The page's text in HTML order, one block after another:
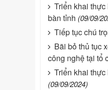
Triển khai
bàn tỉnh (09/09/
Tiếp tục chú
Bãi bỏ thủ tục
công nghệ tại tổ
Triển khai
(09/09/2024)